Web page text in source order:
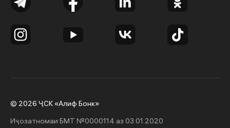
© 2026 ҶСК «Алиф Бонк»
Иҷозатномаи БМТ №0000114 аз 03.01.2020